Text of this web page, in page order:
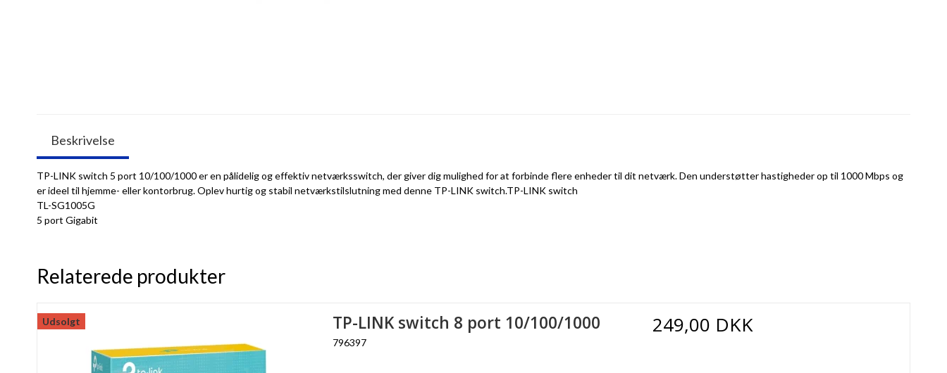
Beskrivelse
TP-LINK switch 5 port 10/100/1000 er en pålidelig og effektiv netværksswitch, der giver dig mulighed for at forbinde flere enheder til dit netværk. Den understøtter hastigheder op til 1000 Mbps og
er ideel til hjemme- eller kontorbrug. Oplev hurtig og stabil netværkstilslutning med denne TP-LINK switch.TP-LINK switch
TL-SG1005G
5 port Gigabit
Relaterede produkter
Udsolgt TP-LINK switch 8 port 10/100/1000
796397
249,00 DKK